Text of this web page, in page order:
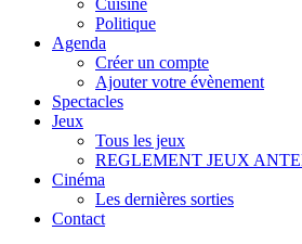
Cuisine
Politique
Agenda
Créer un compte
Ajouter votre évènement
Spectacles
Jeux
Tous les jeux
REGLEMENT JEUX
Cinéma
Les dernières sorties
Contact